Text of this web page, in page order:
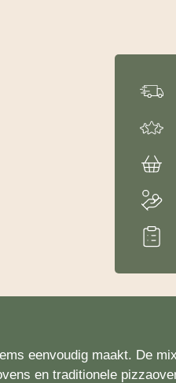
eenvoudig maakt. De
en traditionele